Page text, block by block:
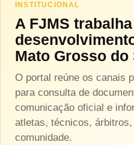
INSTITUCIONAL
A FJMS
Mato Grosso do
O portal reúne os canais
para consulta de
comunicação oficial e
atletas, técnicos,
comunidade.